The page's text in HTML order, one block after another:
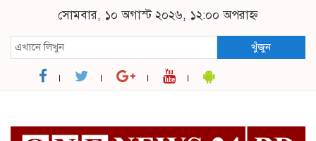
সোমবার, ১০ অগাস্ট ২০২৬, ১২:০০ অপরাহ্ন
খুঁজুন